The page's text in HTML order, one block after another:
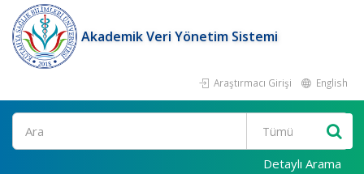
Akademik Veri Yönetim Sistemi
Araştırmacı Girişi English
Ara
Detaylı Arama